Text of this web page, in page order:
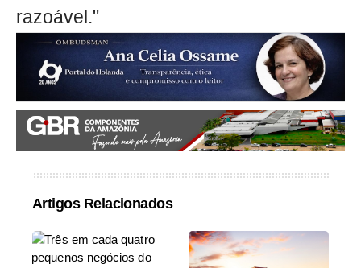
razoável."
Artigos Relacionados